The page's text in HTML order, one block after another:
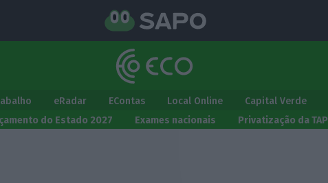
eRadar EContas Local Online Capital Verde
do Estado 2027 Exames nacionais Privatização da TAP